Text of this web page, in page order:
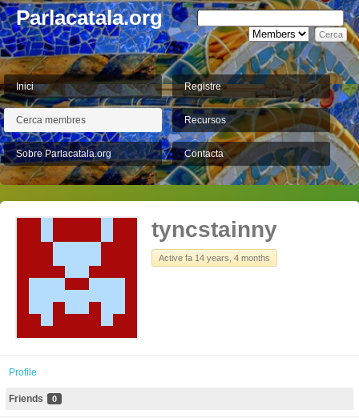
Parlacatala.org
Inici Registre
Cerca membres Recursos
Sobre Parlacatala.org Contacta
tyncstainny
Active fa 14 years, 4 months
Profile
Friends 0